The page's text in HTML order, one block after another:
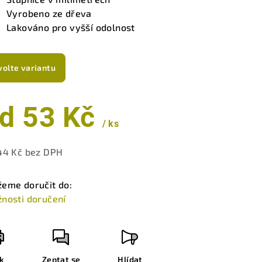
Vyrobeno ze dřeva
Lakováno pro vyšší odolnost
variantu
53 Kč / ks
Kč bez DPH
doručit do:
doručení
Zeptat se Hlídat